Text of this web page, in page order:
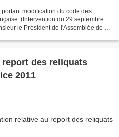
modification du code des
(Intervention du 29 septembre
le Président de l'Assemblée de la
des reliquats
2011